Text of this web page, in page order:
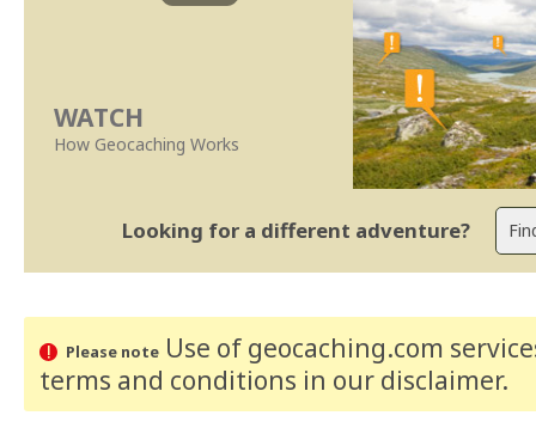
WATCH
How Geocaching Works
Looking for a different adventure?
Please noteUse of geocaching.com
terms and conditions in our disclaimer.